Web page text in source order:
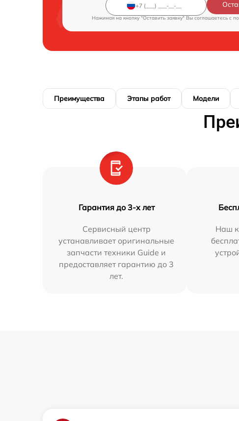
Нажимая на кнопку "Оставить заявку" Вы соглашаетесь c
Преимущества Этапы работ Модели
Гарантия до 3-х лет
Сервисный центр
устанавливает оригинальные
запчасти техники Guide и
предоставляет гарантию до 3
лет.
Наш